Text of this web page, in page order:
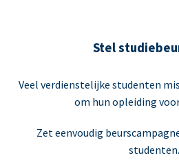
Stel
Veel verdienstelijke studenten
om hun opleiding
Zet eenvoudig
studenten.